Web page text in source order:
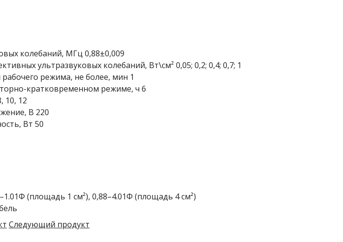
колебаний, МГц 0,88±0,009
ультразвуковых колебаний, Вт\см² 0,05; 0,2; 0,4; 0,7; 1
режима, не более, мин 1
кратковременном режиме, ч 6
10, 12
В 220
Вт 50
(площадь 1 см²), 0,88–4.01Ф (площадь 4 см²)
Следующий продукт